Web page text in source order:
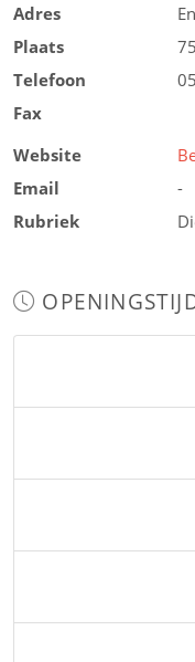
Adres
Plaats
Telefoon
Fax
Website
Email
-
Rubriek